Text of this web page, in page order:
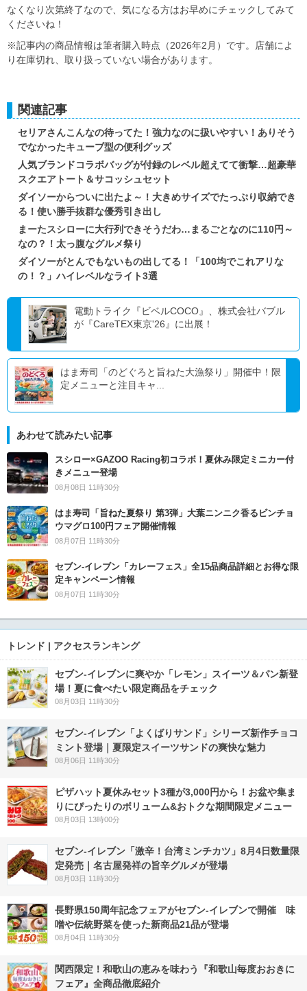
なくなり次第終了なので、気になる方はお早めにチェックしてみて
くださいね！
※記事内の商品情報は筆者購入時点（2026年2月）です。店舗によ
り在庫切れ、取り扱っていない場合があります。
関連記事
セリアさんこんなの待ってた！強力なのに扱いやすい！ありそう
でなかったキューブ型の便利グッズ
人気ブランドコラボバッグが付録のレベル超えてて衝撃…超豪華
スクエアトート＆サコッシュセット
ダイソーからついに出たよ～！大きめサイズでたっぷり収納でき
る！使い勝手抜群な優秀引き出し
まーたスシローに大行列できそうだわ…まるごとなのに110円～
なの？！太っ腹なグルメ祭り
ダイソーがとんでもないもの出してる！「100均でこれアリな
の！？」ハイレベルなライト3選
電動トライク『ビベルCOCO』、株式会社バブル
が『CareTEX東京'26』に出展！
はま寿司「のどぐろと旨ねた大漁祭り」開催中！限
定メニューと注目キャ...
あわせて読みたい記事
スシロー×GAZOO Racing初コラボ！夏休み限定ミニカー付
きメニュー登場
08月08日 11時30分
はま寿司「旨ねた夏祭り 第3弾」大葉ニンニク香るビンチョ
ウマグロ100円フェア開催情報
08月07日 11時30分
セブン‐イレブン「カレーフェス」全15品商品詳細とお得な限
定キャンペーン情報
08月07日 11時30分
トレンド | アクセスランキング
セブン‐イレブンに爽やか「レモン」スイーツ＆パン新登
場！夏に食べたい限定商品をチェック
08月03日 11時30分
セブン‐イレブン「よくばりサンド」シリーズ新作チョコ
ミント登場｜夏限定スイーツサンドの爽快な魅力
08月06日 11時30分
ピザハット夏休みセット3種が3,000円から！お盆や集ま
りにぴったりのボリューム&おトクな期間限定メニュー
08月03日 13時00分
セブン-イレブン「激辛！台湾ミンチカツ」8月4日数量限
定発売｜名古屋発祥の旨辛グルメが登場
08月03日 11時30分
長野県150周年記念フェアがセブン-イレブンで開催 味
噌や伝統野菜を使った新商品21品が登場
08月04日 11時30分
関西限定！和歌山の恵みを味わう『和歌山毎度おおきに
フェア』全商品徹底紹介